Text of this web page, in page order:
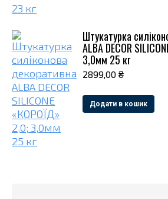
Штукатурка
ALBA DECOR
3,0мм 25 кг
2899,00 ₴
Додати в кошик